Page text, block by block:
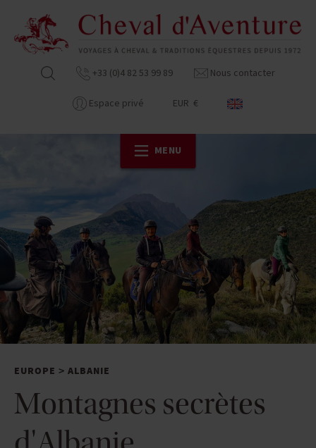
+33 (0)4 82 53 99 89 Nous contacter
Espace privé EUR €
MENU
EUROPE > ALBANIE
Montagnes secrètes